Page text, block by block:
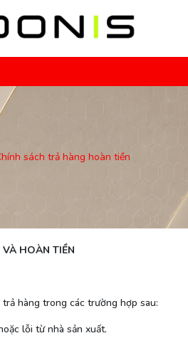
sách trả hàng hoàn tiền
HOÀN TIỀN
hàng trong các trường hợp sau:
lỗi từ nhà sản xuất.